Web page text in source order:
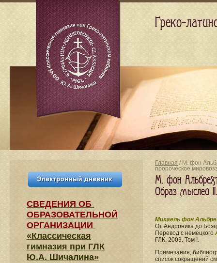
Главная / М. фон
пророческое
М. фон
Образ мыслей
Михаель фон
От Андроника до
Перевод с немецкого
ГЛК, 2003. Том I.
Примечания,
список сокращений
СВЕДЕНИЯ​ ОБ
ОБРАЗОВАТЕЛЬНОЙ
ОРГАНИЗАЦИИ
«Классическая
гимназия при ГЛК
Ю.А. Шичалина»
Греко-